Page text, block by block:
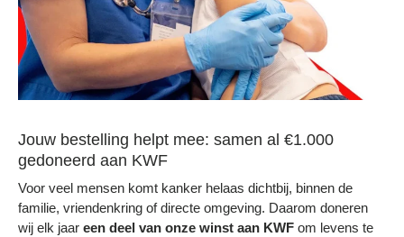
Jouw bestelling helpt mee: samen al €1.000
gedoneerd aan KWF
Voor veel mensen komt kanker helaas dichtbij, binnen de
familie, vriendenkring of directe omgeving. Daarom doneren
wij elk jaar een deel van onze winst aan KWF om levens te